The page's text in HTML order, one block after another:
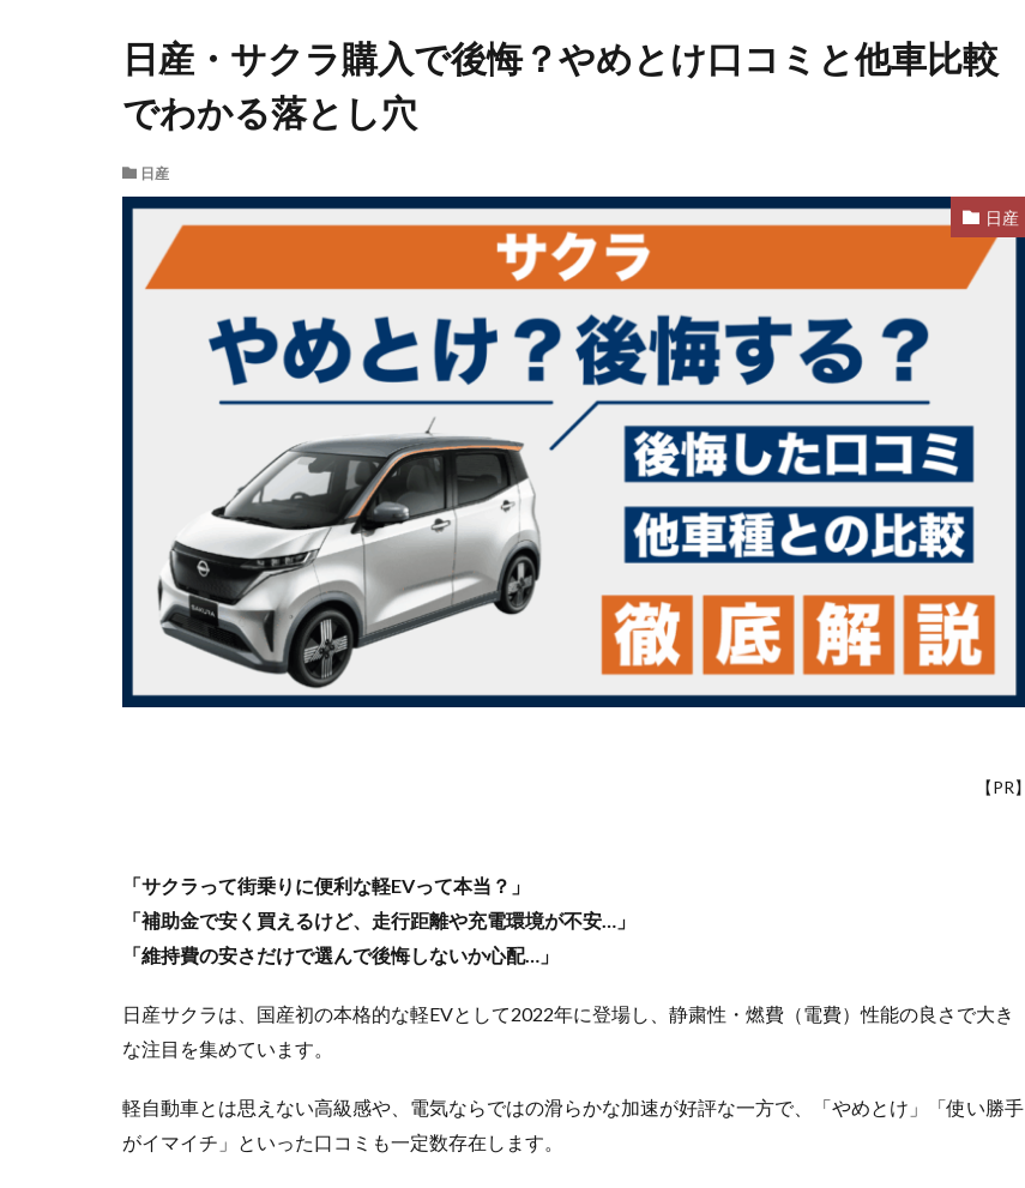
日産・サクラ購入で後悔？やめとけ口コミと他車比較
でわかる落とし穴
日産
日産
【PR】
「サクラって街乗りに便利な軽EVって本当？」
「補助金で安く買えるけど、走行距離や充電環境が不安…」
「維持費の安さだけで選んで後悔しないか心配…」
日産サクラは、国産初の本格的な軽EVとして2022年に登場し、静粛性・燃費（電費）性能の良さで大き
な注目を集めています。
軽自動車とは思えない高級感や、電気ならではの滑らかな加速が好評な一方で、「やめとけ」「使い勝手
がイマイチ」といった口コミも一定数存在します。